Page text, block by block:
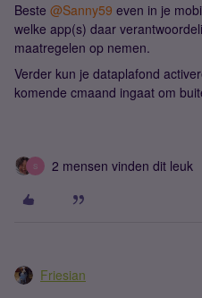
Beste ​ @Sanny59 even in je
welke app(s) daar
maatregelen op nemen.
Verder kun je dataplafond
komende cmaand ingaat om
S 2 mensen vinden dit leuk
Friesian